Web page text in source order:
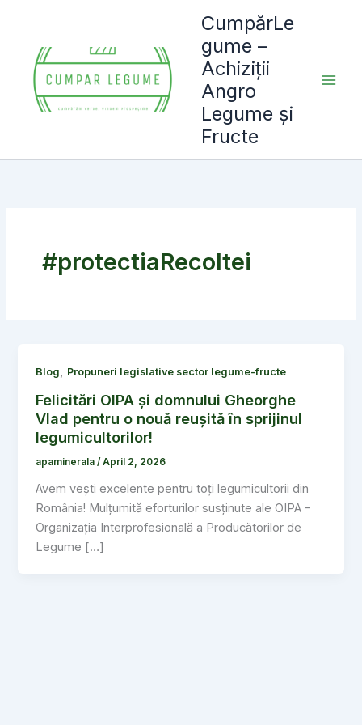
content
CumpărLe
gume –
Achiziții
Angro
Legume și
Fructe
#protectiaRecoltei
Blog, Propuneri legislative sector legume-fructe
Felicitări OIPA și domnului Gheorghe
Vlad pentru o nouă reușită în sprijinul
legumicultorilor!
apaminerala/April 2, 2026
Avem vești excelente pentru toți legumicultorii din
România! Mulțumită eforturilor susținute ale OIPA –
Organizația Interprofesională a Producătorilor de
Legume […]